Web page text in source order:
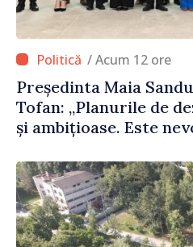
/ Acum 12 ore
Președinta Maia
Tofan: „Planurile de
și ambițioase. Este